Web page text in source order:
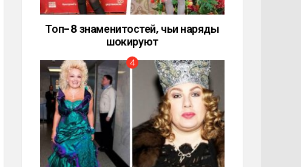
Топ-8 знаменитостей, чьи наряды
шокируют